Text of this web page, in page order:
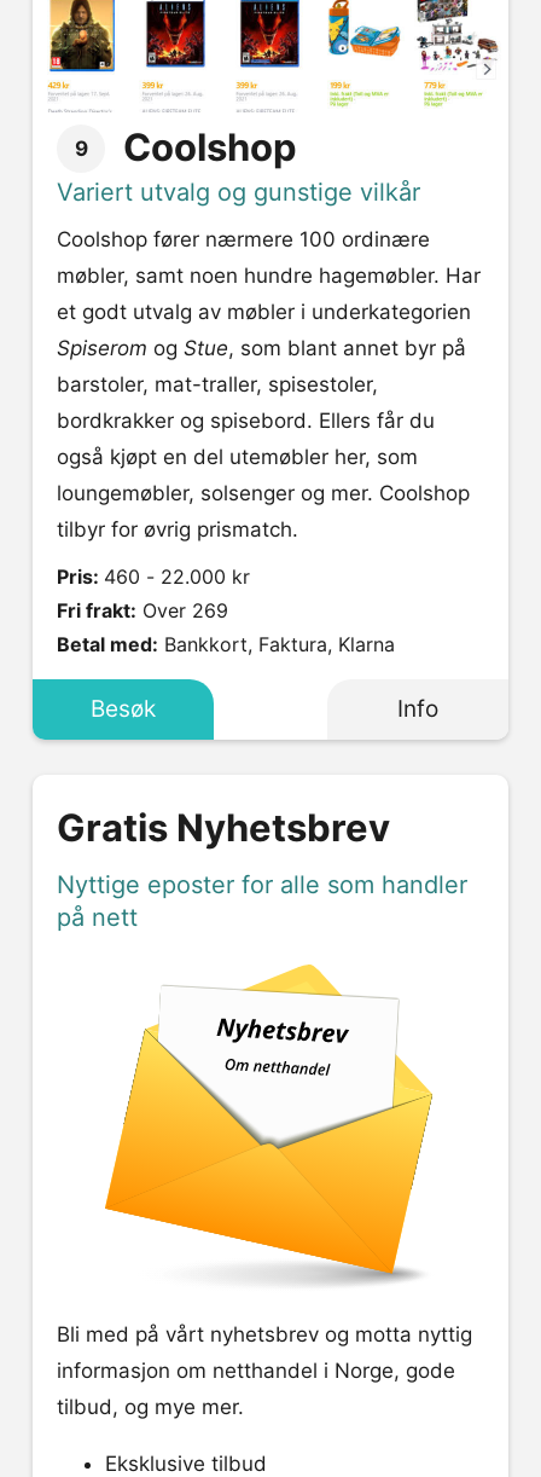
9 Coolshop
Variert utvalg og gunstige vilkår
Coolshop fører nærmere 100 ordinære
møbler, samt noen hundre hagemøbler. Har
et godt utvalg av møbler i underkategorien
Spiserom og Stue, som blant annet byr på
barstoler, mat-traller, spisestoler,
bordkrakker og spisebord. Ellers får du
også kjøpt en del utemøbler her, som
loungemøbler, solsenger og mer. Coolshop
tilbyr for øvrig prismatch.
Pris: 460 - 22.000 kr
Fri frakt: Over 269
Betal med: Bankkort, Faktura, Klarna
Besøk Info
Gratis Nyhetsbrev
Nyttige eposter for alle som handler
på nett
Bli med på vårt nyhetsbrev og motta nyttig
informasjon om netthandel i Norge, gode
tilbud, og mye mer.
Eksklusive tilbud